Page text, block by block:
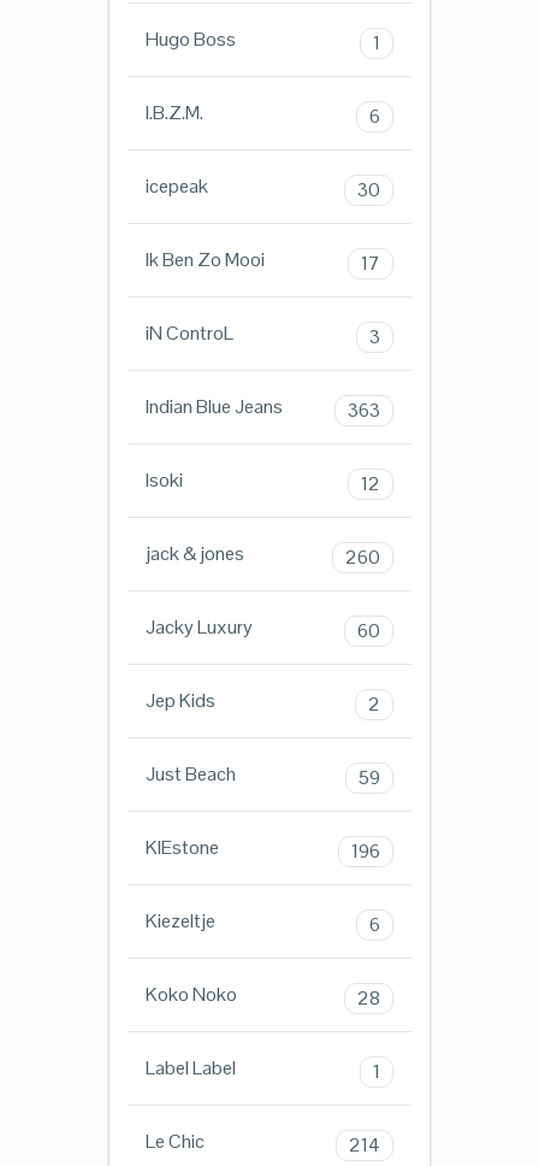
Hugo Boss 1
I.B.Z.M. 6
icepeak 30
Ik Ben Zo Mooi 17
iN ControL 3
Indian Blue Jeans 363
Isoki 12
jack & jones 260
Jacky Luxury 60
Jep Kids 2
Just Beach 59
KIEstone 196
Kiezeltje 6
Koko Noko 28
Label Label 1
Le Chic 214